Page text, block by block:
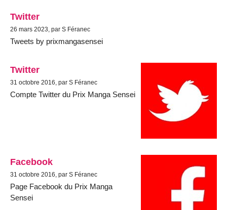
Twitter
26 mars 2023, par S Féranec
Tweets by prixmangasensei
Twitter
31 octobre 2016, par S Féranec
Compte Twitter du Prix Manga Sensei
Facebook
31 octobre 2016, par S Féranec
Page Facebook du Prix Manga
Sensei